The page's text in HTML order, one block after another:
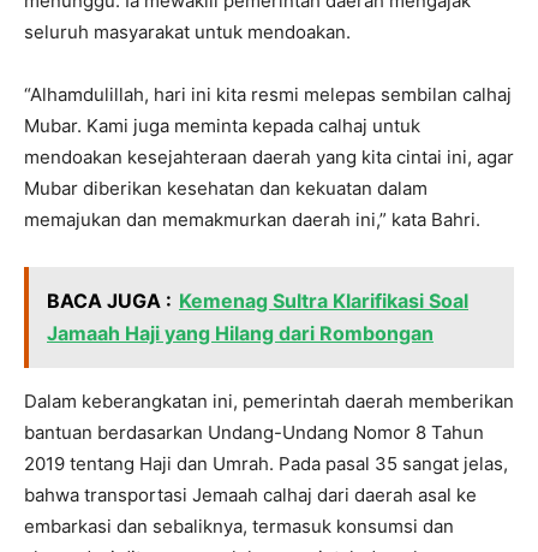
seluruh masyarakat untuk mendoakan.
“Alhamdulillah, hari ini kita resmi melepas sembilan calhaj
Mubar. Kami juga meminta kepada calhaj untuk
mendoakan kesejahteraan daerah yang kita cintai ini, agar
Mubar diberikan kesehatan dan kekuatan dalam
memajukan dan memakmurkan daerah ini,” kata Bahri.
BACA JUGA : Kemenag Sultra Klarifikasi Soal
Jamaah Haji yang Hilang dari Rombongan
Dalam keberangkatan ini, pemerintah daerah memberikan
bantuan berdasarkan Undang-Undang Nomor 8 Tahun
2019 tentang Haji dan Umrah. Pada pasal 35 sangat jelas,
bahwa transportasi Jemaah calhaj dari daerah asal ke
embarkasi dan sebaliknya, termasuk konsumsi dan